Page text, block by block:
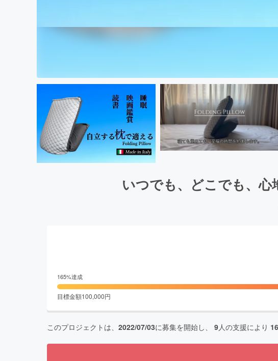
いつでも、どこでも、心
165%達成
目標金額100,000円
このプロジェクトは、 2022/07/03に募集を開始し、 9人の支援により